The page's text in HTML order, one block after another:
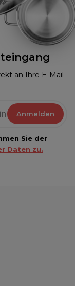
an Ihre E-Mail-
Anmelden
Sie der
Daten zu.